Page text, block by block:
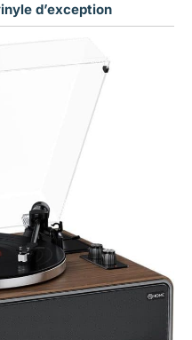
d’exception